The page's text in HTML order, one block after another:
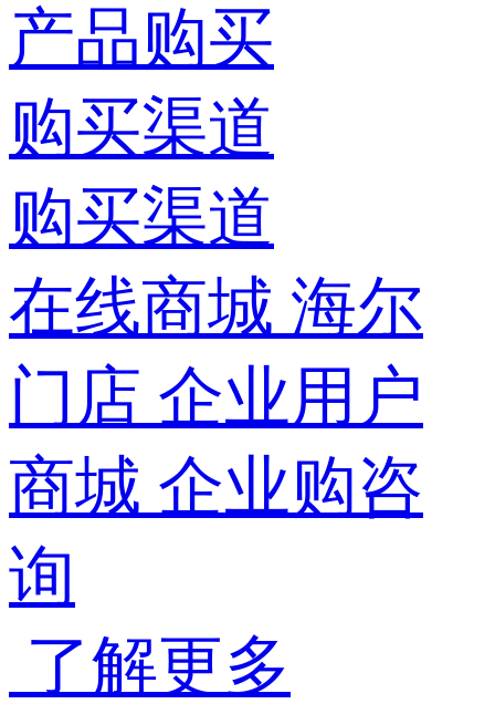
产品购买
购买渠道
购买渠道
在线商城 海尔
门店 企业用户
商城 企业购咨
询
了解更多